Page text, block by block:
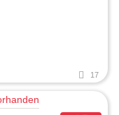
17